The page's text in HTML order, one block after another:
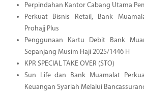
Perpindahan Kantor Cabang Utama
Perkuat Bisnis Retail, Bank
Prohajj Plus
Penggunaan Kartu Debit Bank
Sepanjang Musim Haji 2025/1446 H
KPR SPECIAL TAKE OVER (STO)
Sun Life dan Bank Muamalat
Keuangan Syariah Melalui